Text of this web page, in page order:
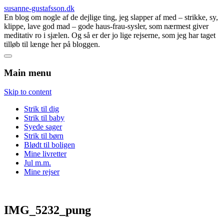
susanne-gustafsson.dk
En blog om nogle af de dejlige ting, jeg slapper af med – strikke, sy,
klippe, lave god mad – gode haus-frau-sysler, som nærmest giver
meditativ ro i sjælen. Og så er der jo lige rejserne, som jeg har taget
tilløb til længe her på bloggen.
Main menu
Skip to content
Strik til dig
Strik til baby
Syede sager
Strik til børn
Blødt til boligen
Mine livretter
Jul m.m.
Mine rejser
IMG_5232_pung